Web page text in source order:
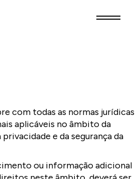
com todas as normas jurídicas
aplicáveis no âmbito da
e da segurança da
ou informação adicional